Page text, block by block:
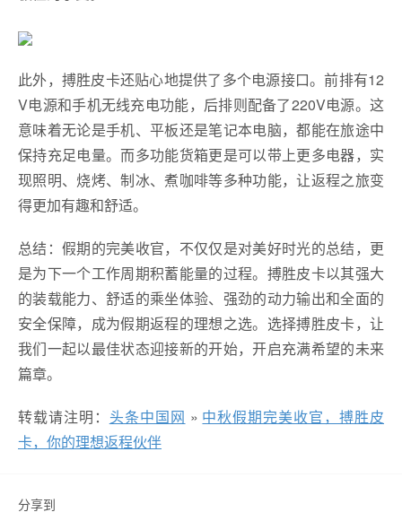
此外，搏胜皮卡还贴心地提供了多个电源接口。前排有12
V电源和手机无线充电功能，后排则配备了220V电源。这
意味着无论是手机、平板还是笔记本电脑，都能在旅途中
保持充足电量。而多功能货箱更是可以带上更多电器，实
现照明、烧烤、制冰、煮咖啡等多种功能，让返程之旅变
得更加有趣和舒适。
总结：假期的完美收官，不仅仅是对美好时光的总结，更
是为下一个工作周期积蓄能量的过程。搏胜皮卡以其强大
的装载能力、舒适的乘坐体验、强劲的动力输出和全面的
安全保障，成为假期返程的理想之选。选择搏胜皮卡，让
我们一起以最佳状态迎接新的开始，开启充满希望的未来
篇章。
转载请注明： 头条中国网 » 中秋假期完美收官，搏胜皮
卡，你的理想返程伙伴
分享到